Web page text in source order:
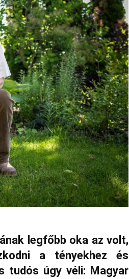
legfőbb oka az volt,
a tényekhez és
tudós úgy véli: Magyar